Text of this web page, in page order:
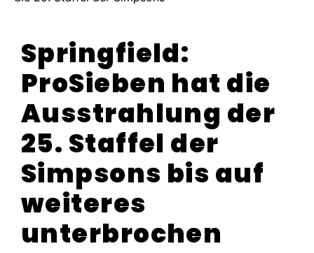
Springfield:
ProSieben hat die
Ausstrahlung der
25. Staffel der
Simpsons bis auf
weiteres
unterbrochen